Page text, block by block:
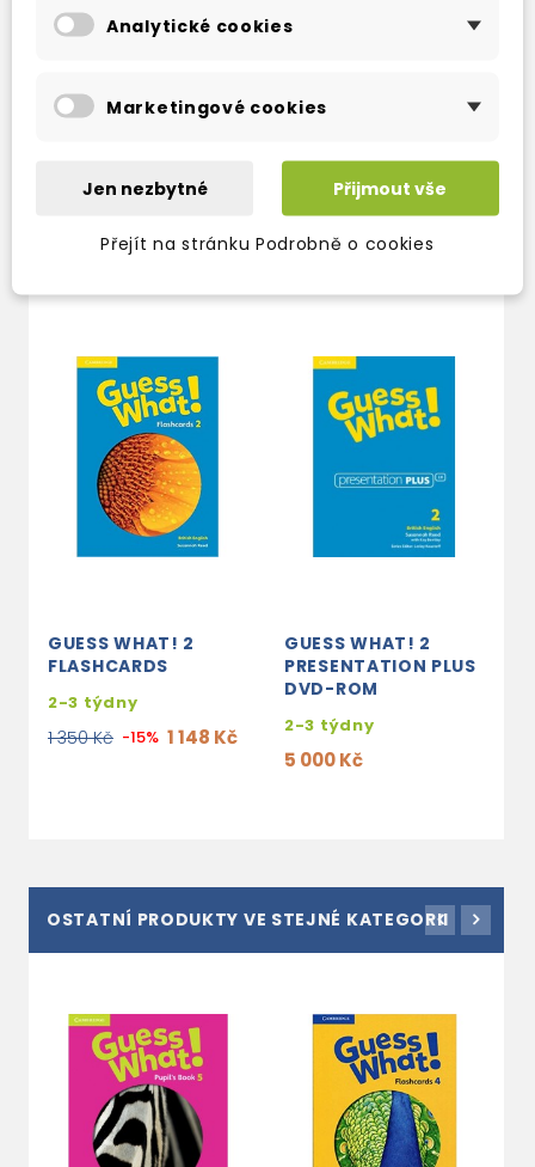
GUESS WHAT! 2
PUPIL'S BOOK
450 Kč -15% 383 Kč
ACTIVITY BOOK
RESOURCES
3-5 dní
GUESS WHAT! 2
FLASHCARDS
2-3 týdny
1 350 Kč -15% 1 148 Kč
GUESS WHAT! 2
PRESENTATION PLUS
DVD-ROM
2-3 týdny
5 000 Kč
OSTATNÍ PRODUKTY VE STEJNÉ KATEGORII
Analytické cookies
Marketingové cookies
Jen nezbytné Přijmout vše
Přejít na stránku Podrobně o cookies